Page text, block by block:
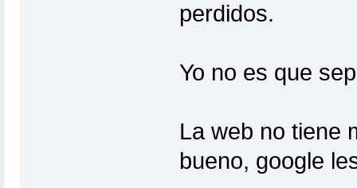
perdidos.
Yo no es que
La web no tiene
bueno, google